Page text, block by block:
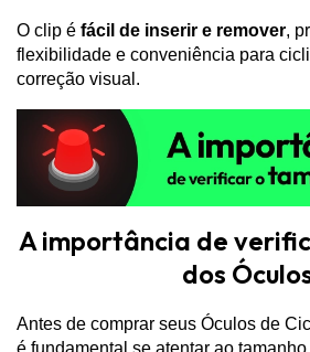
O clip é fácil de inserir e remover,
flexibilidade e conveniência para
correção visual.
A importância de
dos
Antes de comprar seus Óculos de